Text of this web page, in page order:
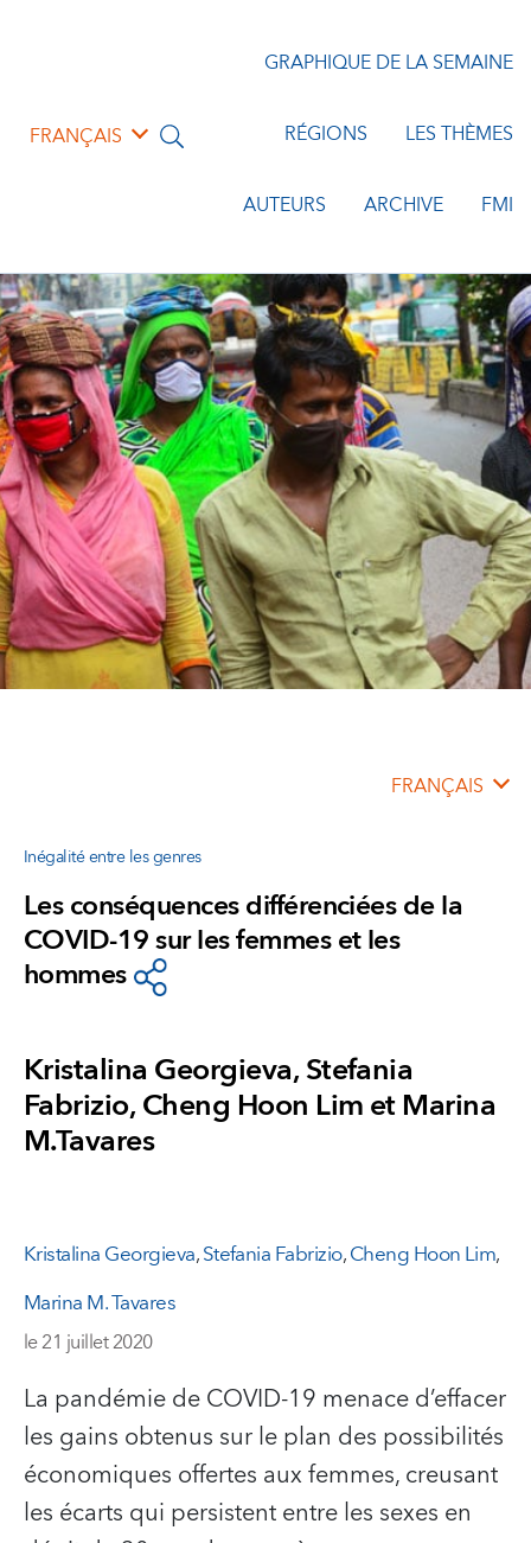
FRANÇAIS
GRAPHIQUE DE LA SEMAINE
RÉGIONS LES THÈMES
AUTEURS ARCHIVE FMI
FRANÇAIS
Inégalité entre les genres
Les conséquences différenciées de la
COVID-19 sur les femmes et les
hommes
Kristalina Georgieva, Stefania
Fabrizio, Cheng Hoon Lim et Marina
M.Tavares
Kristalina Georgieva,Stefania Fabrizio,Cheng Hoon Lim,
Marina M. Tavares
le 21 juillet 2020
La pandémie de COVID-19 menace d’effacer
les gains obtenus sur le plan des possibilités
économiques offertes aux femmes, creusant
les écarts qui persistent entre les sexes en